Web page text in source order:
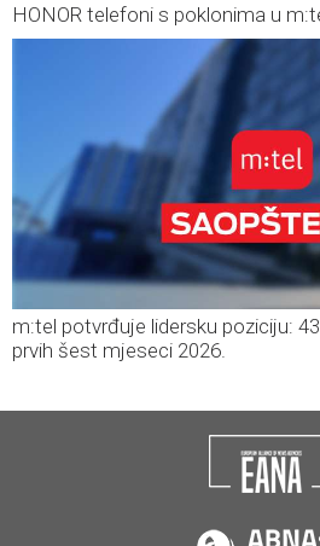
HONOR telefoni s poklonima u
m:tel potvrđuje lidersku poziciju:
prvih šest mjeseci 2026.